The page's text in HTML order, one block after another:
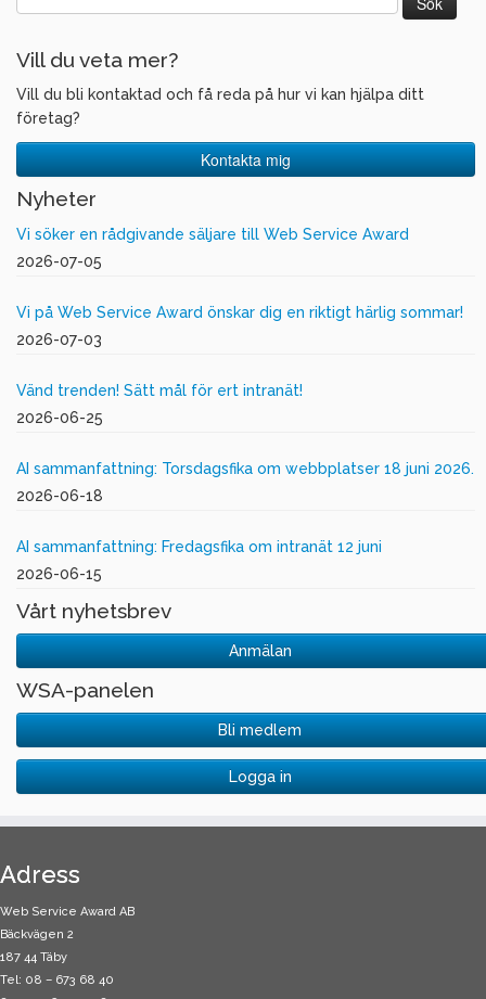
efter:
Vill du veta mer?
Vill du bli kontaktad och få reda på hur vi kan hjälpa ditt
företag?
Kontakta mig
Nyheter
Vi söker en rådgivande säljare till Web Service Award
2026-07-05
Vi på Web Service Award önskar dig en riktigt härlig sommar!
2026-07-03
Vänd trenden! Sätt mål för ert intranät!
2026-06-25
AI sammanfattning: Torsdagsfika om webbplatser 18 juni 2026.
2026-06-18
AI sammanfattning: Fredagsfika om intranät 12 juni
2026-06-15
Vårt nyhetsbrev
Anmälan
WSA-panelen
Bli medlem
Logga in
Adress
Web Service Award AB
Bäckvägen 2
187 44 Täby
Tel: 08 – 673 68 40